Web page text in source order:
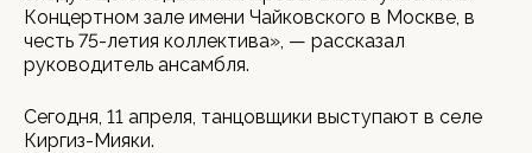
Концертном зале имени Чайковского в Москве, в
честь 75-летия коллектива», — рассказал
руководитель ансамбля.
Сегодня, 11 апреля, танцовщики выступают в селе
Киргиз-Мияки.